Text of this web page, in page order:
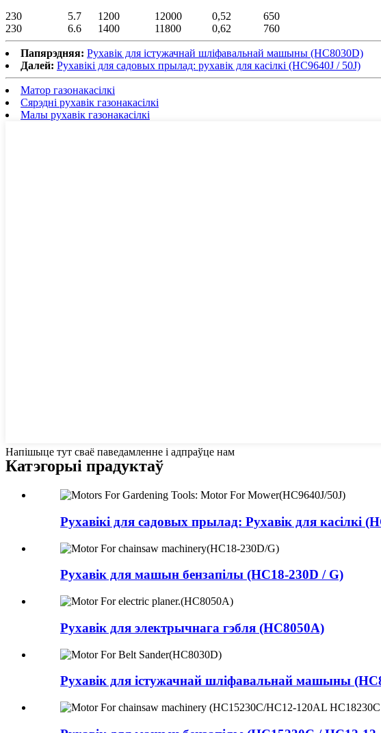
230 5.7 1200 12000 0,52
650
230
6.6 1400 11800 0,62 760
Папярэдняя: Рухавік для істужачнай шліфавальнай машыны (HC8030D)
Далей: Рухавікі для садовых прылад: рухавік для касілкі (HC9640J / 50J)
Матор газонакасілкі
Сярэдні рухавік газонакасілкі
Малы рухавік газонакасілкі
Напішыце тут сваё паведамленне і адпраўце нам
Катэгорыі прадуктаў
Рухавікі для садовых прылад: Рухавік для касілкі
Рухавік для машын бензапілы (HC18-230D / G)
Рухавік для электрычнага гэбля (HC8050A)
Рухавік для істужачнай шліфавальнай машыны